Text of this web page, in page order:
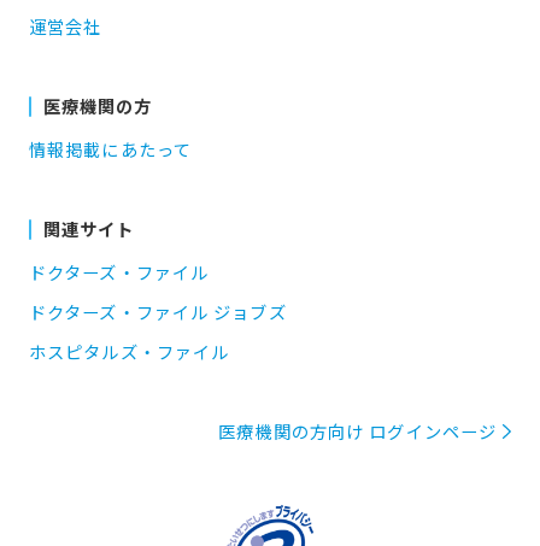
運営会社
医療機関の方
情報掲載にあたって
関連サイト
ドクターズ・ファイル
ドクターズ・ファイル ジョブズ
ホスピタルズ・ファイル
医療機関の方向け ログインページ